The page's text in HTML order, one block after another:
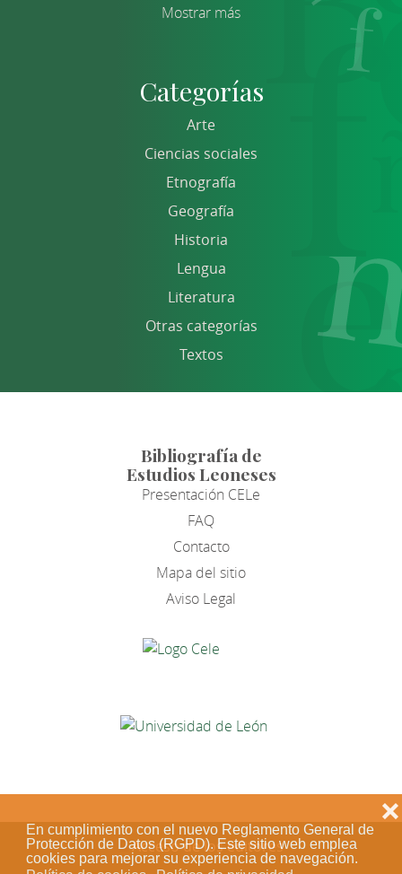
En cumplimiento con el nuevo Reglamento General de
Protección de Datos (RGPD). Este sitio web emplea
cookies para mejorar su experiencia de navegación.
❌
Mostrar más
Categorías
Arte
Ciencias sociales
Etnografía
Geografía
Historia
Lengua
Literatura
Otras categorías
Textos
Bibliografía de
Estudios Leoneses
Presentación CELe
FAQ
Contacto
Mapa del sitio
Aviso Legal
Acceso de los editores